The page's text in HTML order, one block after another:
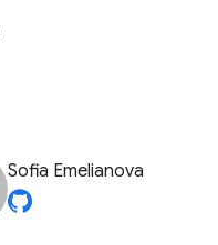
Sofia Emelianova